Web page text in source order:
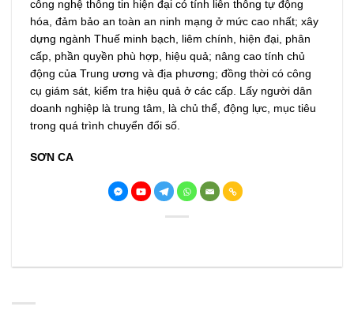
công nghệ thông tin hiện đại có tính liên thông tự động
hóa, đảm bảo an toàn an ninh mạng ở mức cao nhất; xây
dựng ngành Thuế minh bạch, liêm chính, hiện đại, phân
cấp, phần quyền phù hợp, hiệu quả; nâng cao tính chủ
động của Trung ương và địa phương; đồng thời có công
cụ giám sát, kiểm tra hiệu quả ở các cấp. Lấy người dân
doanh nghiệp là trung tâm, là chủ thể, động lực, mục tiêu
trong quá trình chuyển đổi số.
SƠN CA